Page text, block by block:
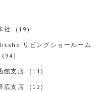
社 (19)
リビングショールーム
(94)
館支店 (11)
広支店 (12)